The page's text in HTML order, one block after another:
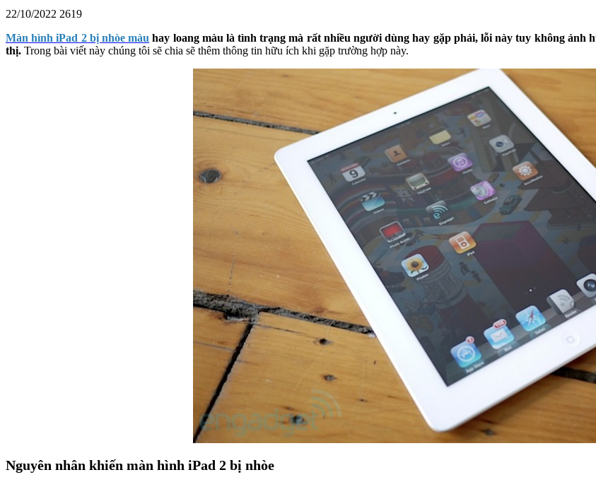
22/10/2022 2619
Màn hình iPad 2 bị nhòe màu hay loang màu là tình trạng mà rất nhiều người dùng hay gặp phải, lỗi này tuy không ảnh
thị. Trong bài viết này chúng tôi sẽ chia sẽ thêm thông tin hữu ích khi gặp trường hợp này.
Nguyên nhân khiến màn hình iPad 2 bị nhòe